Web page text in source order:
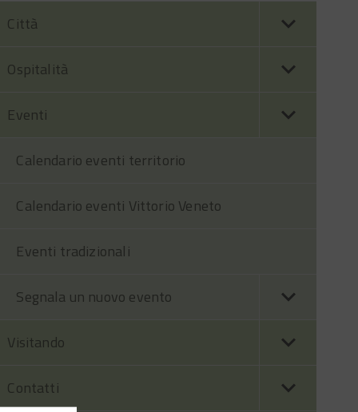
Città
Ospitalità
Eventi
Calendario eventi territorio
Calendario eventi Vittorio Veneto
Eventi tradizionali
Segnala un nuovo evento
Visitando
Contatti